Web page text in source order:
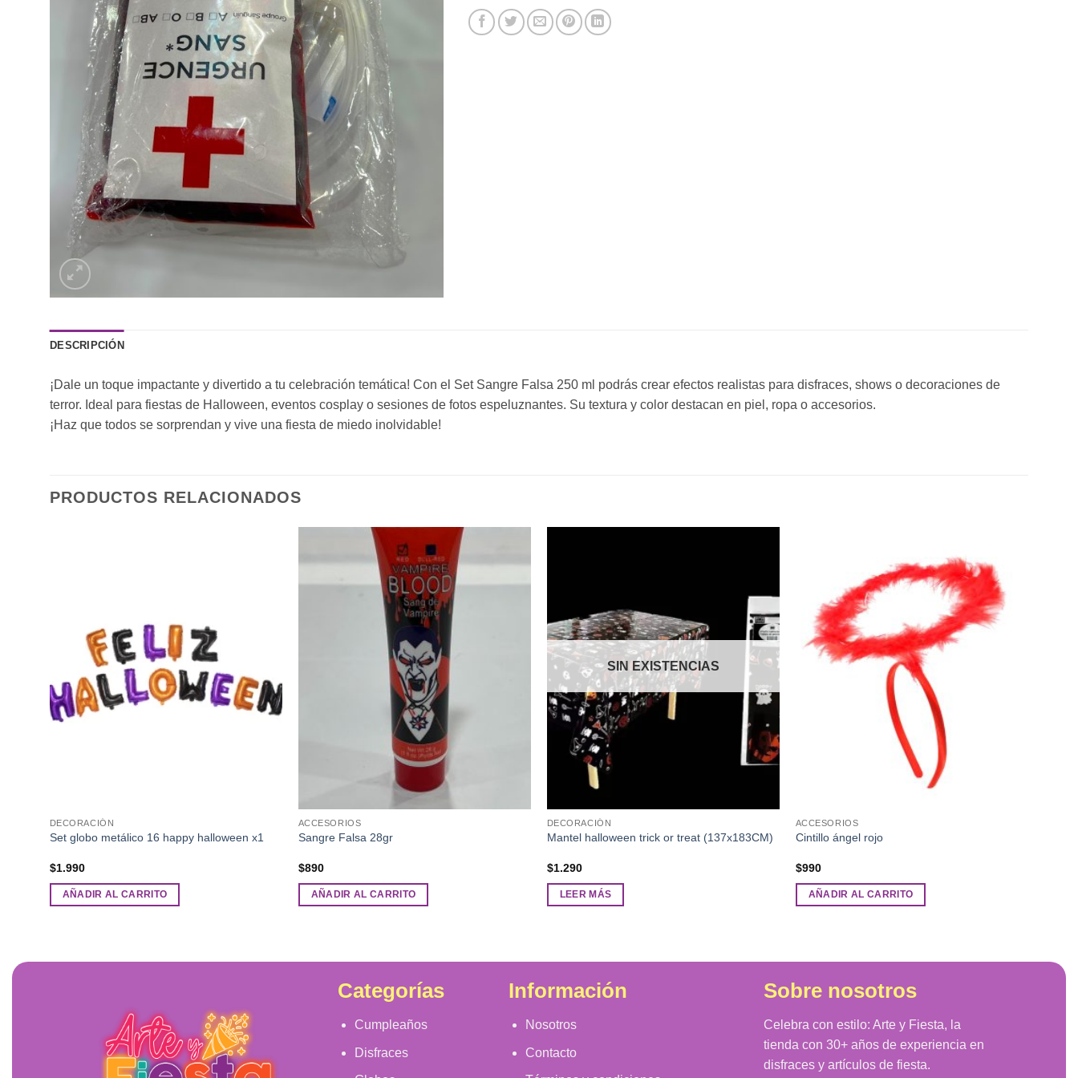
DESCRIPCIÓN
¡Dale un toque impactante y divertido a tu celebración temática! Con el Set Sangre Falsa 250 ml podrás crear efectos realistas para disfraces, shows o decoraciones de
terror. Ideal para fiestas de Halloween, eventos cosplay o sesiones de fotos espeluznantes. Su textura y color destacan en piel, ropa o accesorios.
¡Haz que todos se sorprendan y vive una fiesta de miedo inolvidable!
PRODUCTOS RELACIONADOS
DECORACIÓN
Set globo metálico 16 happy halloween x1
$1.990
AÑADIR AL CARRITO
a la
ACCESORIOS
Sangre Falsa 28gr
$890
AÑADIR AL CARRITO
lista de
deseos
SIN EXISTENCIAS
DECORACIÓN
Mantel halloween trick or treat (137x183CM)
$1.290
LEER MÁS
Añadir
a la
lista de
deseos
ACCESORIOS
Cintillo ángel rojo
$990
AÑADIR AL CARRITO
Categorías
Cumpleaños
Disfraces
Información
Nosotros
Contacto
Sobre nosotros
Celebra con estilo: Arte y Fiesta, la
tienda con 30+ años de experiencia en
disfraces y artículos de fiesta.